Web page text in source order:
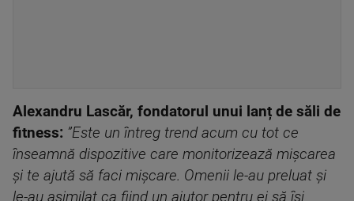
Alexandru Lascăr, fondatorul unui lanț de săli de
fitness: ”Este un întreg trend acum cu tot ce
înseamnă dispozitive care monitorizează mișcarea
și te ajută să faci mișcare. Omenii le-au preluat și
le-au asimilat ca fiind un ajutor pentru ei să își